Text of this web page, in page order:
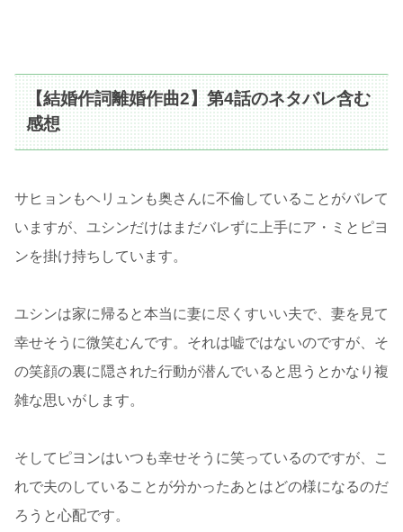
【結婚作詞離婚作曲2】第4話のネタバレ含む
感想
サヒョンもヘリュンも奥さんに不倫していることがバレて
いますが、ユシンだけはまだバレずに上手にア・ミとピヨ
ンを掛け持ちしています。
ユシンは家に帰ると本当に妻に尽くすいい夫で、妻を見て
幸せそうに微笑むんです。それは嘘ではないのですが、そ
の笑顔の裏に隠された行動が潜んでいると思うとかなり複
雑な思いがします。
そしてピヨンはいつも幸せそうに笑っているのですが、こ
れで夫のしていることが分かったあとはどの様になるのだ
ろうと心配です。